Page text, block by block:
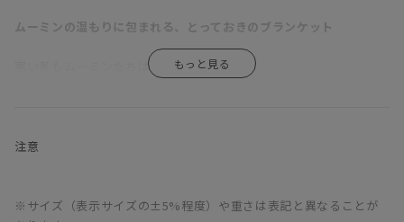
ムーミンの温もりに包まれる、とっておきのブランケット
寒い冬もムーミンたちは元気いっぱい！
ここには、ムーミンたちが大切する価値観が表れています。自然を
間……。
注意
※サイズ（表示サイズの±5%程度）や重さは表記と異なることが